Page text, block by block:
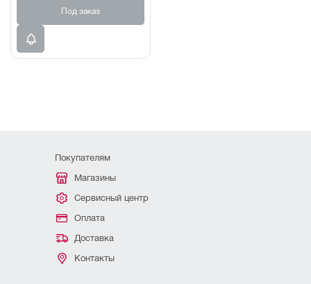
Под заказ
Покупателям
Магазины
Сервисный центр
Оплата
Доставка
Контакты